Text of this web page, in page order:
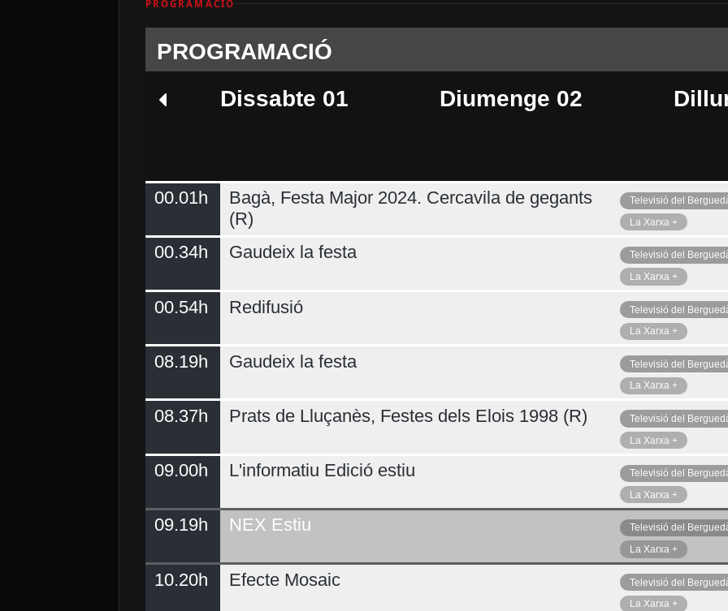
PROGRAMACIÓ
PROGRAMACIÓ
Dissabte 01
Diumenge 02
Dimarts 04 Dimecres 05 Ahir
00.01h
Bagà, Festa Major 2024. Cercavila de gegants
(R)
Televisió del
La Xarxa +
00.34h Gaudeix la festa
Televisió del
La Xarxa +
00.54h Redifusió
Televisió del
La Xarxa +
08.19h Gaudeix la festa
Televisió del
La Xarxa +
08.37h Prats de Lluçanès, Festes dels Elois 1998 (R)
Televisió del
La Xarxa +
09.00h L'informatiu Edició estiu
Televisió del
La Xarxa +
09.19h NEX Estiu
Televisió del
La Xarxa +
10.20h Efecte Mosaic
Televisió del
La Xarxa +